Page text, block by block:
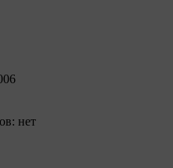
нет